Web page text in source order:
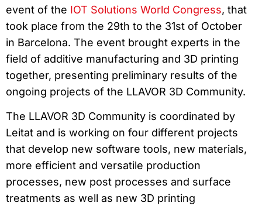
event of the IOT Solutions World Congress, that
took place from the 29th to the 31st of October
in Barcelona. The event brought experts in the
field of additive manufacturing and 3D printing
together, presenting preliminary results of the
ongoing projects of the LLAVOR 3D Community.
The LLAVOR 3D Community is coordinated by
Leitat and is working on four different projects
that develop new software tools, new materials,
more efficient and versatile production
processes, new post processes and surface
treatments as well as new 3D printing